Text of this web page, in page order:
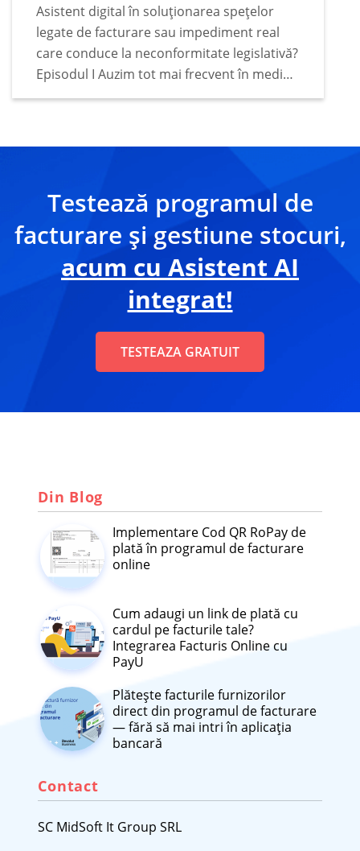
Asistent digital în soluționarea spețelor
legate de facturare sau impediment real
care conduce la neconformitate legislativă?
Episodul I Auzim tot mai frecvent în mediul
de afaceri faptul că tot mai mulți deținători
Testează programul de
facturare și gestiune stocuri,
acum cu Asistent AI
integrat!
TESTEAZA GRATUIT
Din Blog
Implementare Cod QR RoPay de
plată în programul de facturare
online
Cum adaugi un link de plată cu
cardul pe facturile tale?
Integrarea Facturis Online cu
PayU
Plătește facturile furnizorilor
direct din programul de facturare
— fără să mai intri în aplicația
bancară
Contact
SC MidSoft It Group SRL